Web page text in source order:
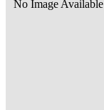
No Image Available